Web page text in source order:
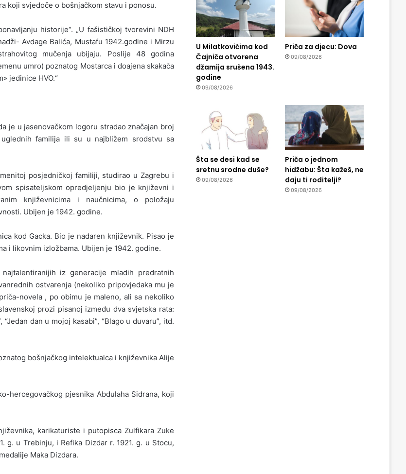
koji svjedoče o bošnjačkom stavu i ponosu.
historije“. „U fašističkoj tvorevini NDH
Avdage Balića, Mustafu 1942.godine i Mirzu
mučenja ubijaju. Poslije 48 godina
umro) poznatog Mostarca i doajena skakača
jedinice HVO.“
je u jasenovačkom logoru stradao značajan broj
familija ili su u najbližem srodstvu sa
posjedničkoj familiji, studirao u Zagrebu i
spisateljskom opredjeljenju bio je književni i
književnicima i naučnicima, o položaju
Ubijen je 1942. godine.
kod Gacka. Bio je nadaren književnik. Pisao je
i likovnim izložbama. Ubijen je 1942. godine.
iz generacije mladih predratnih
ostvarenja (nekoliko pripovjedaka mu je
novela , po obimu je maleno, ali sa nekoliko
prozi pisanoj između dva svjetska rata:
“Jedan dan u mojoj kasabi”, “Blago u duvaru”, itd.
bošnjačkog intelektualca i književnika Alije
hercegovačkog pjesnika Abdulaha Sidrana, koji
karikaturiste i putopisca Zulfikara Zuke
g. u Trebinju, i Refika Dizdar r. 1921. g. u Stocu,
Maka Dizdara.
U Milatkovićima kod
Čajniča otvorena
džamija srušena 1943.
godine
09/08/2026
Priča za djecu: Dova
09/08/2026
Šta se desi kad se
sretnu srodne duše?
09/08/2026
Priča o jednom
hidžabu: Šta kažeš, ne
daju ti roditelji?
09/08/2026